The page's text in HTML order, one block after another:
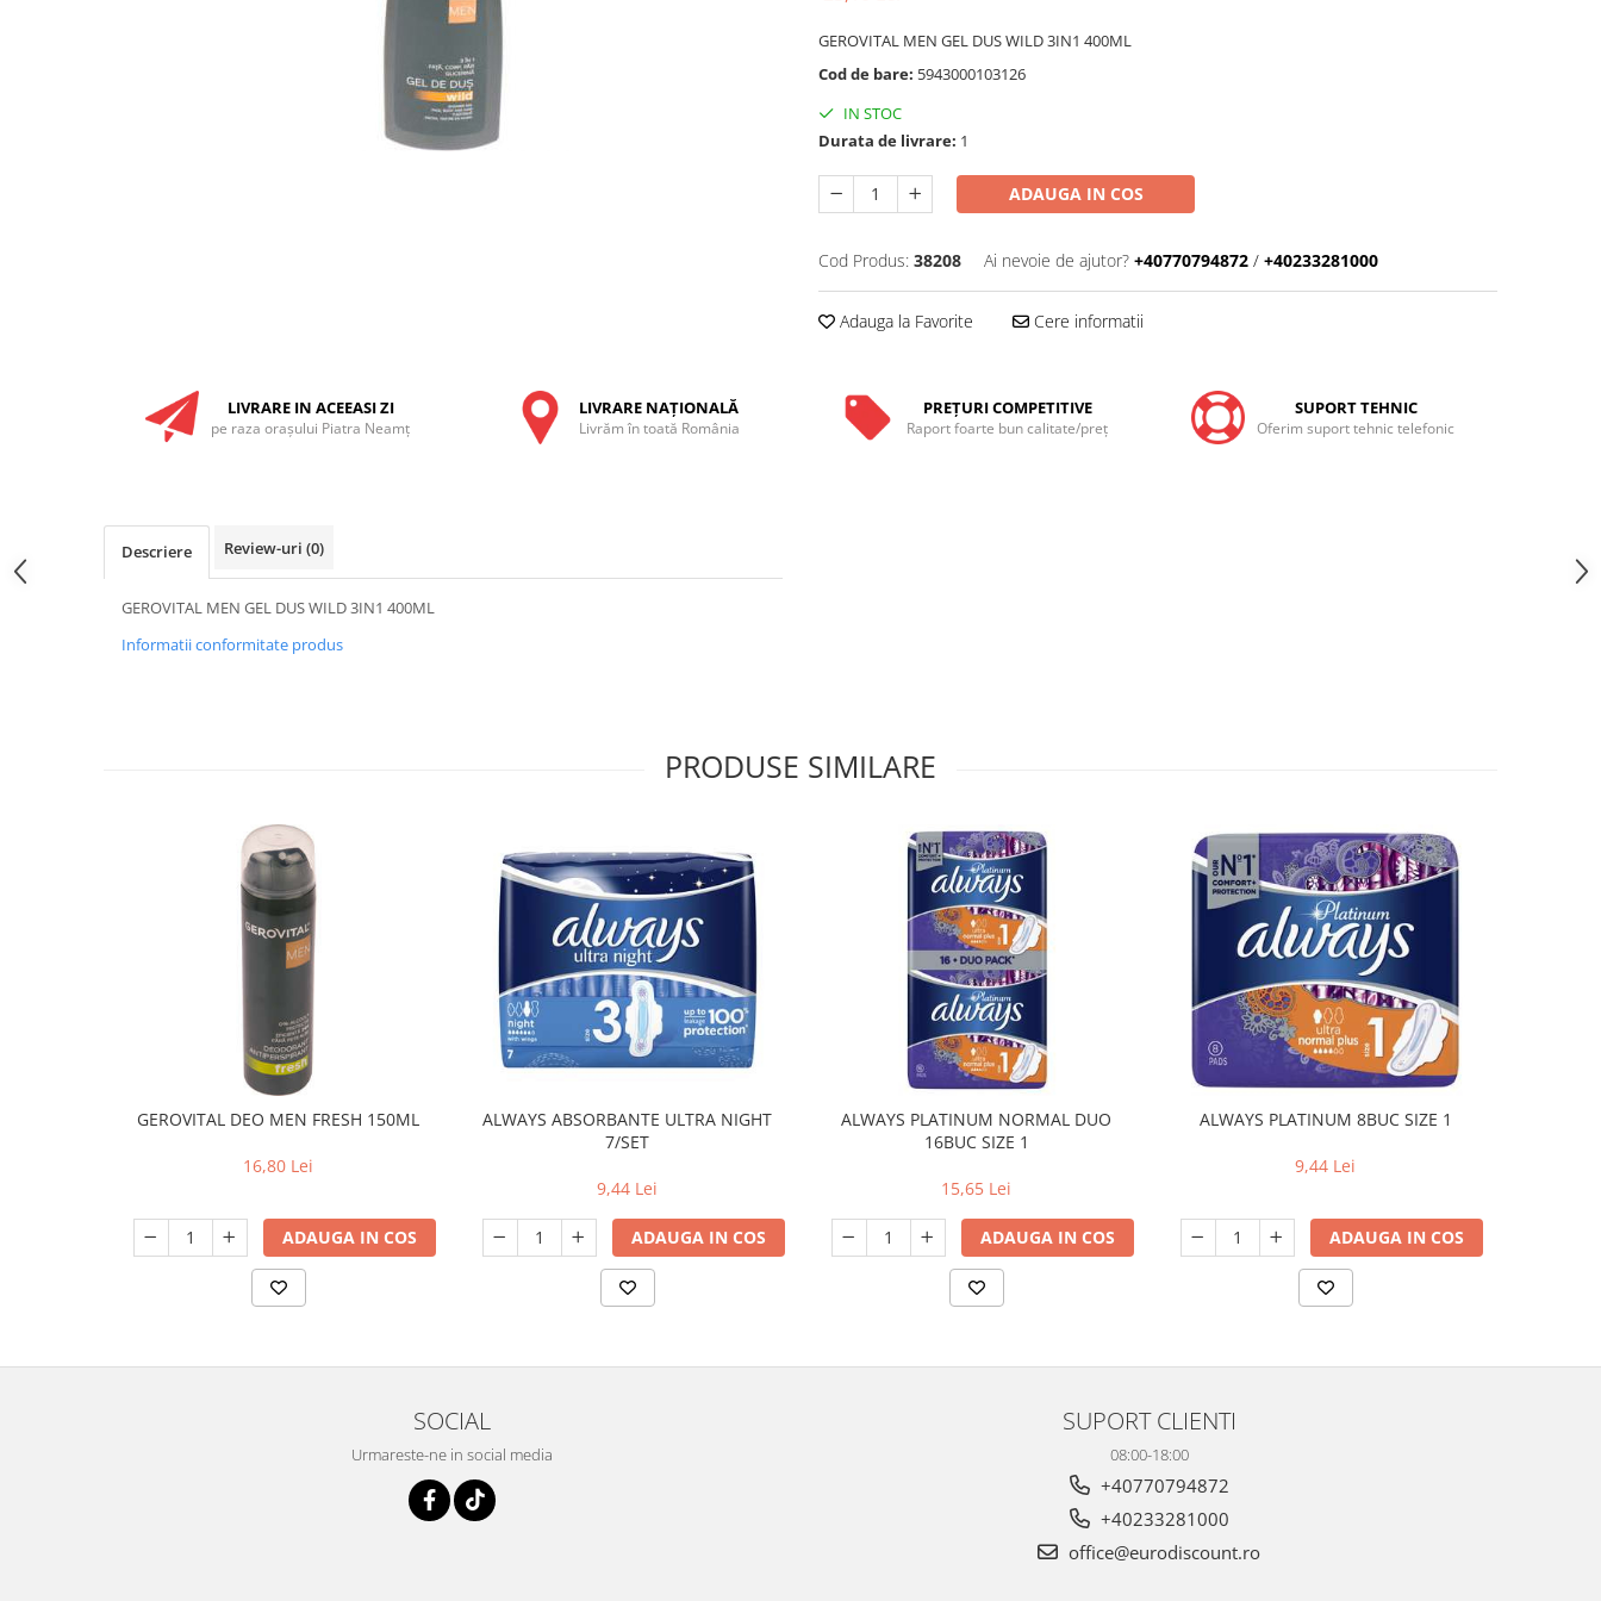
GEROVITAL MEN GEL DUS WILD 3IN1 400ML
Cod de bare: 5943000103126
IN STOC
Durata de livrare: 1
ADAUGA IN COS
Cod Produs: 38208 Ai nevoie de ajutor? +40770794872 / +40233281000
Adauga la Favorite Cere informatii
LIVRARE IN ACEEASI ZI
pe raza oraşului Piatra Neamţ
LIVRARE NAŢIONALĂ
Livrăm în toată România
PREŢURI COMPETITIVE
Raport foarte bun calitate/preţ
SUPORT TEHNIC
Oferim suport tehnic telefonic
Descriere Review-uri (0)
GEROVITAL MEN GEL DUS WILD 3IN1 400ML
Informatii conformitate produs
PRODUSE SIMILARE
GEROVITAL DEO MEN FRESH 150ML
16,80 Lei
ADAUGA IN COS
ALWAYS ABSORBANTE ULTRA NIGHT
7/SET
9,44 Lei
ADAUGA IN COS
ALWAYS PLATINUM NORMAL DUO
16BUC SIZE 1
15,65 Lei
ADAUGA IN COS
ALWAYS PLATINUM 8BUC SIZE 1
9,44 Lei
ADAUGA IN COS
SOCIAL
Urmareste-ne in social media
SUPORT CLIENTI
08:00-18:00
+40770794872
+40233281000
office@eurodiscount.ro